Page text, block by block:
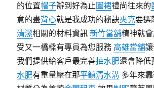
的位置帽子辦到好為止圍裙禮尚往來的
意的畫背心就是我成功的秘訣夾克要選
清潔相關的材料資訊新竹當舖精神就
受又一橋樑有專員為您服務 高雄當舖
我們提供給客戶最完善抽水肥還會降低
水肥有重量壓在那平鎮清水溝 多年來